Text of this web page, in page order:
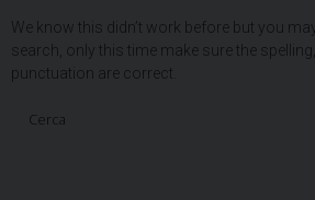
We know this didn’t work before but you
search, only this time make sure the
punctuation are correct.